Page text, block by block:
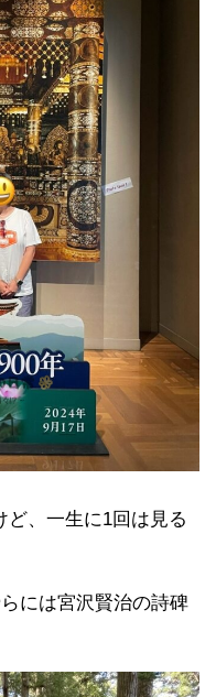
ど、一生に1回は見る
には宮沢賢治の詩碑